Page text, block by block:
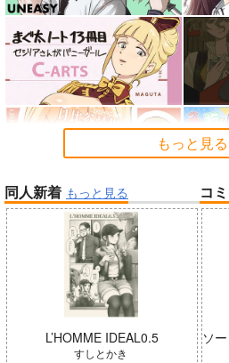
人狼機ウィンヴルガ ー叛逆篇ー 5
魔王マ
理想の彼女 3
時々ボ
帝国機神ヴォルカミオン 2 ふか
「ポケモン feat. 初音ミク VO
LTAGE Live！」Blu-ray特装
もっと見る
同人新着 もっと見る
L’HOMME IDEAL0.5
すしとかき
コ